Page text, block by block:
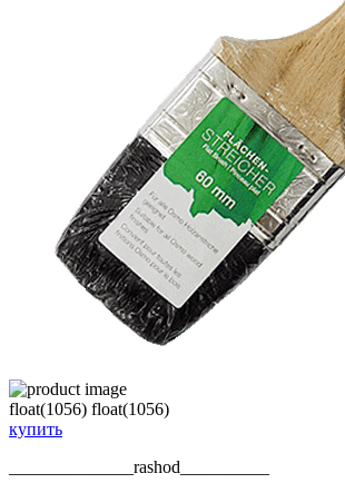
float(1056) float(1056)
купить
______________rashod__________